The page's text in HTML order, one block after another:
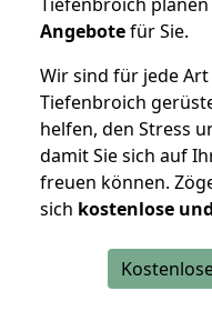
Angebotefür Sie.
Wir sind für jede
Tiefenbroich
helfen, den Stress
damit Sie sich auf
freuen können.
sich kostenlose